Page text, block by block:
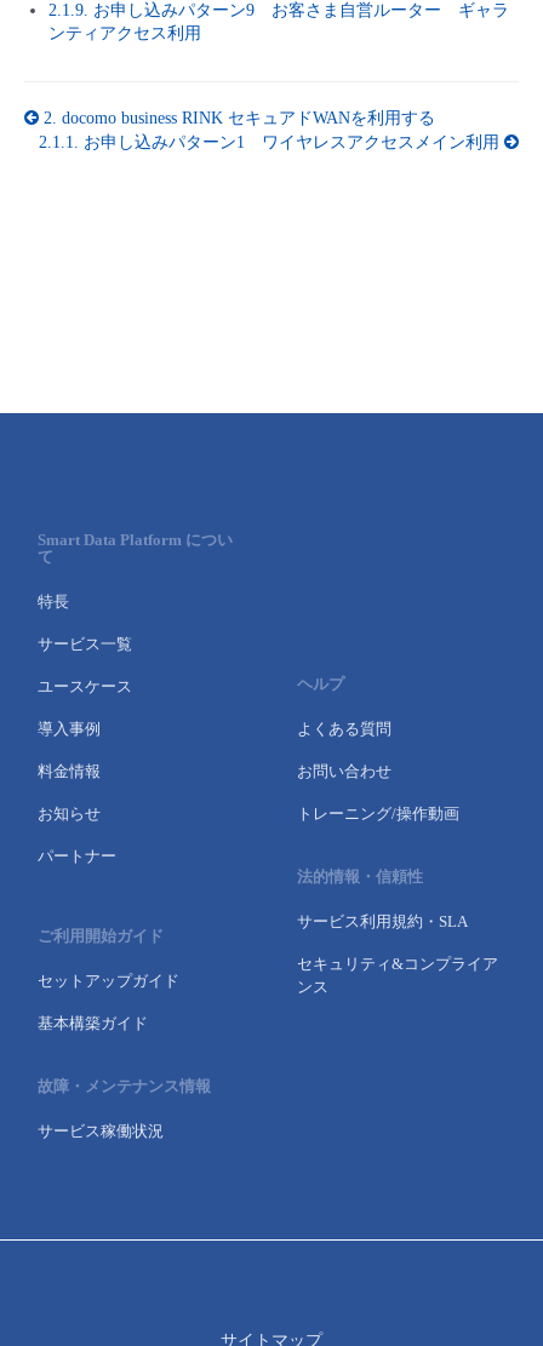
2.1.9. お申し込みパターン9 お客さま自営ルーター ギャラ
ンティアクセス利用
2. docomo business RINK セキュアドWANを利用する
2.1.1. お申し込みパターン1 ワイヤレスアクセスメイン利用
Smart Data Platform につい
て
特長
サービス一覧
ユースケース
導入事例
料金情報
お知らせ
パートナー
ご利用開始ガイド
セットアップガイド
基本構築ガイド
故障・メンテナンス情報
サービス稼働状況
ヘルプ
よくある質問
お問い合わせ
トレーニング/操作動画
法的情報・信頼性
サービス利用規約・SLA
セキュリティ&コンプライア
ンス
サイトマップ